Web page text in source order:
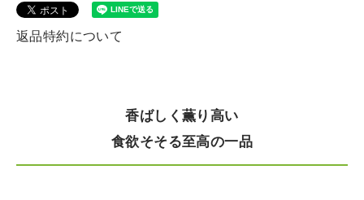
返品特約について
香ばしく薫り高い
食欲そそる至高の一品